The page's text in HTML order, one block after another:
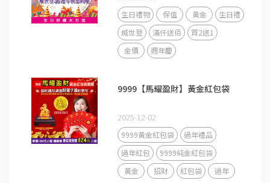
生日禮物 保值 黃金
生日禮
威世登
滿仟送佰
買2送1
金價
週年慶
9999【馬耀盈財】黃金紅包袋
2025-12-02
9999黃金紅包袋
過年禮品
過年紅包
9999純金紅包袋
黃金
招財 紅包袋 過年